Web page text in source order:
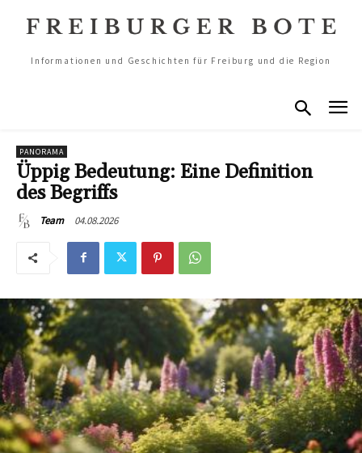
Informationen und Geschichten für Freiburg und die Region
PANORAMA
Üppig Bedeutung: Eine Definition
des Begriffs
Team 04.08.2026